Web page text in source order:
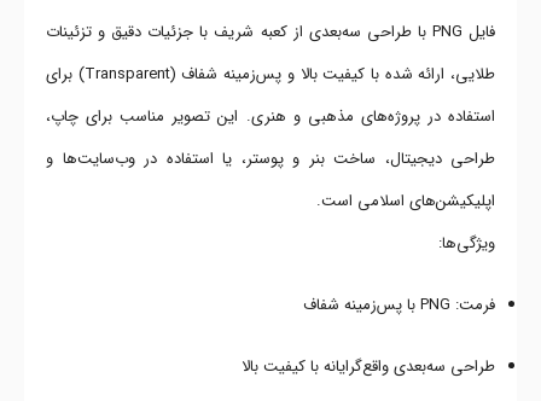
فایل PNG با طراحی سه‌بعدی از کعبه شریف با جزئیات دقیق و تزئینات
طلایی، ارائه شده با کیفیت بالا و پس‌زمینه شفاف (Transparent) برای
استفاده در پروژه‌های مذهبی و هنری. این تصویر مناسب برای چاپ،
طراحی دیجیتال، ساخت بنر و پوستر، یا استفاده در وب‌سایت‌ها و
اپلیکیشن‌های اسلامی است.
ویژگی‌ها:
فرمت: PNG با پس‌زمینه شفاف
طراحی سه‌بعدی واقع‌گرایانه با کیفیت بالا